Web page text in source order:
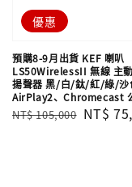
優惠
預購8-9月出貨 KEF 喇叭
LS50WirelessII 無線 主
揚聲器 黑/白/鈦/紅/綠/沙
AirPlay2、Chromecast
Regular
NT$ 105,000 Sale
NT$